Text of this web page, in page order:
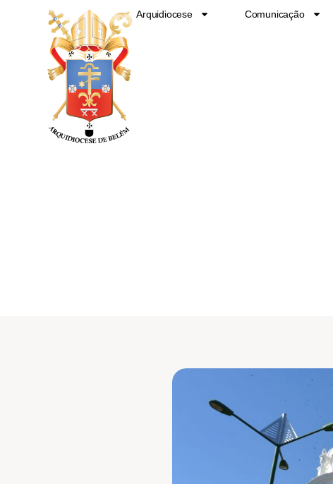
Arquidiocese Comunicação